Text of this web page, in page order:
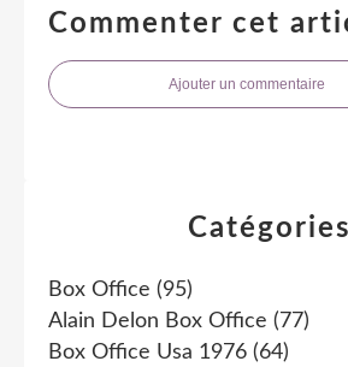
Commenter cet
Ajouter un commentaire
Catégories
Box Office (95)
Alain Delon Box Office (77)
Box Office Usa 1976 (64)